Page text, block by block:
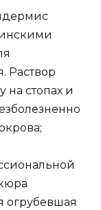
Раствор
на стопах и
огрубевшая